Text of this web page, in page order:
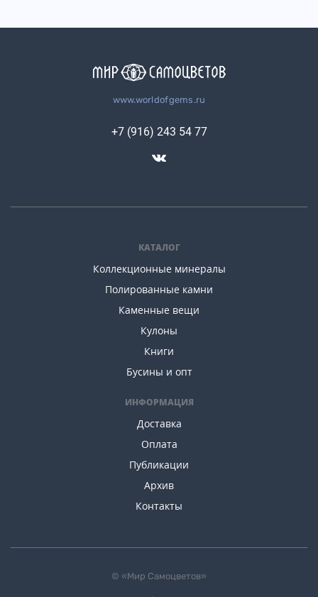
www.worldofgems.ru
КАТАЛОГ
Коллекционные минералы
Полированные камни
Каменные вещи
Кулоны
Книги
Бусины и опт
ИНФОРМАЦИЯ
Доставка
Оплата
Публикации
Архив
Контакты
+7 (916) 243 54 77
© «Мир Самоцветов»